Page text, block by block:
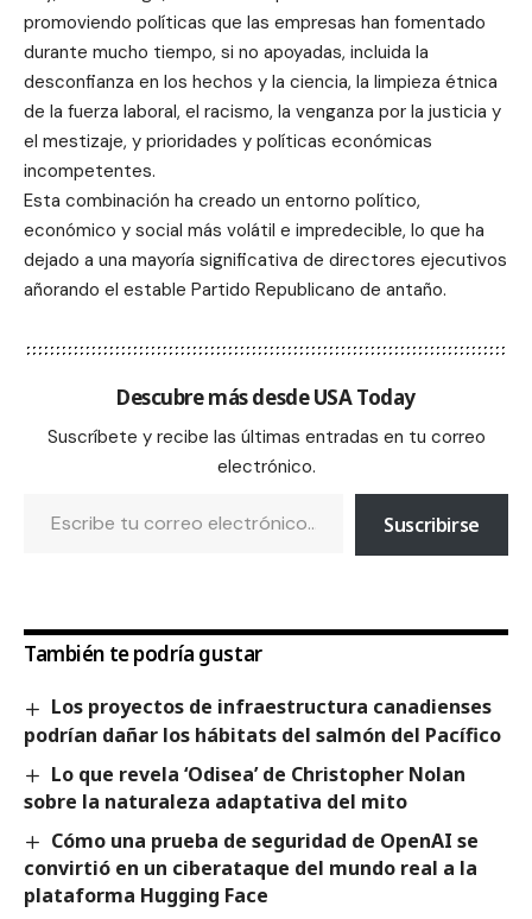
promoviendo políticas que las empresas han fomentado
durante mucho tiempo, si no apoyadas, incluida la
desconfianza en los hechos y la ciencia, la limpieza étnica
de la fuerza laboral, el racismo, la venganza por la justicia y
el mestizaje, y prioridades y políticas económicas
incompetentes.
Esta combinación ha creado un entorno político,
económico y social más volátil e impredecible, lo que ha
dejado a una mayoría significativa de directores ejecutivos
añorando el estable Partido Republicano de antaño.
Descubre más desde USA Today
Suscríbete y recibe las últimas entradas en tu correo
electrónico.
Suscribirse
También te podría gustar
Los proyectos de infraestructura canadienses
podrían dañar los hábitats del salmón del Pacífico
Lo que revela ‘Odisea’ de Christopher Nolan
sobre la naturaleza adaptativa del mito
Cómo una prueba de seguridad de OpenAI se
convirtió en un ciberataque del mundo real a la
plataforma Hugging Face